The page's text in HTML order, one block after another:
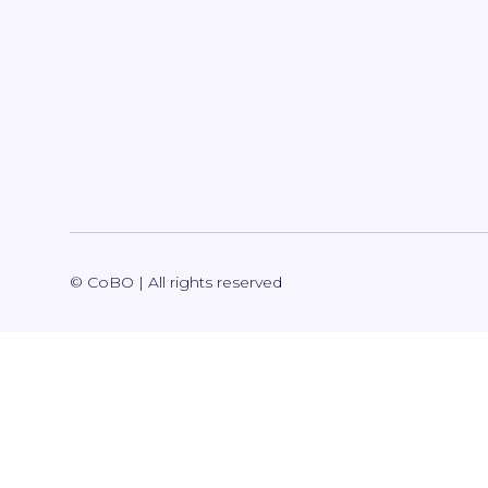
© CoBO | All rights reserved